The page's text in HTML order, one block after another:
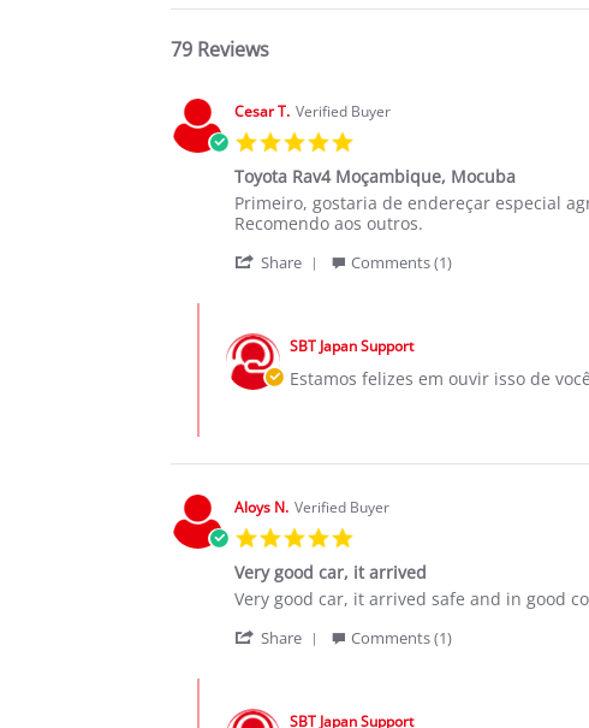
79 Reviews
Cesar T. Verified Buyer
rating
Toyota Rav4 Moçambique, Mocuba
Review
by
T.
2019
review
stating
Rav4
Primeiro, gostaria de endereçar especial
Recomendo aos outros.
Share
Cesar
T.
on
Comments (1)
Store
Owner
by
on
9
Nov
SBT Japan Support
Estamos felizes em ouvir isso de
Aloys N. Verified Buyer
rating
Very good car, it arrived
Review
Aloys
Oct
review
Very
arrived
Very good car, it arrived safe and in good
Share
Aloys
Comments (1)
SBT Japan Support